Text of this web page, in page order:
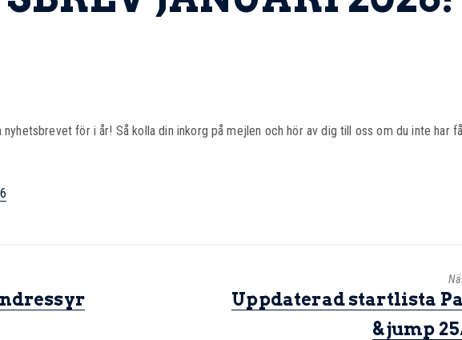
för i år! Så kolla din inkorg på mejlen och hör av dig till oss om du inte har
Uppdaterad startlista
& jump